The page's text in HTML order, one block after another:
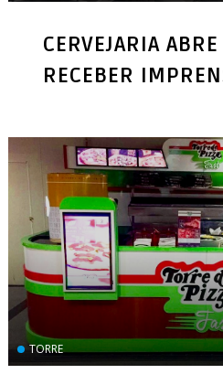
CERVEJARIA
RECEBER
TORRE